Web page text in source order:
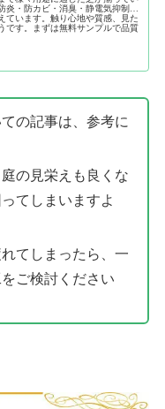
炎・防カビ・消臭・静電気抑制機
ています。触り心地や質感、見た
です。まずは無料サンプルで品質
の記事は、参考に
の見栄えも良くな
てしまいますよ
てしまったら、一
ご検討ください